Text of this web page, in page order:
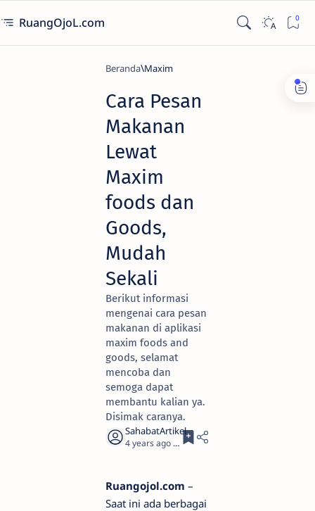
RuangOjoL.com
Beranda Maxim
Cara Pesan
Makanan
Lewat
Maxim
foods dan
Goods,
Mudah
Sekali
Berikut informasi
mengenai cara pesan
makanan di aplikasi
maxim foods and
goods, selamat
mencoba dan
semoga dapat
membantu kalian ya.
Disimak caranya.
4 years ago 5
Ruangojol.com –
Saat ini ada berbagai